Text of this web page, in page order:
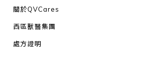
關於QVCares
西區獸醫集團
處方證明